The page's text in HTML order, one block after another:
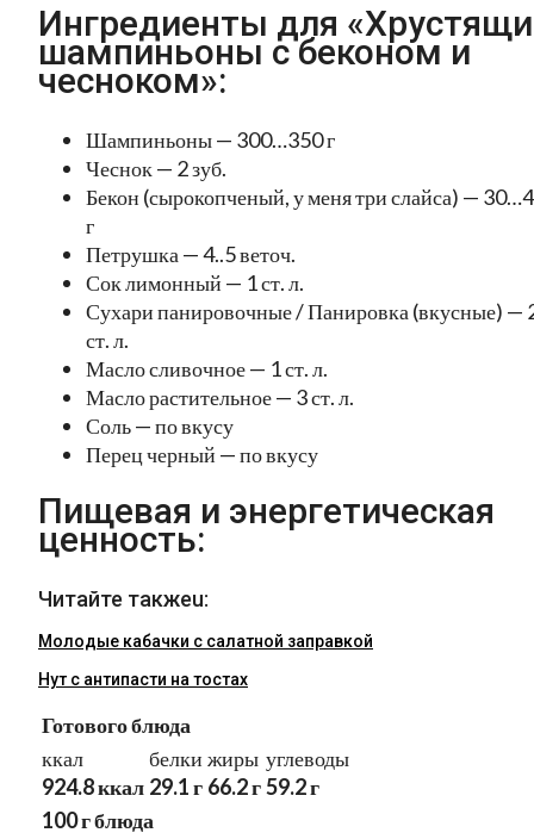
Ингредиенты для
шампиньоны с беконом и
чесноком»:
Шампиньоны — 300…350 г
Чеснок — 2 зуб.
Бекон (сырокопченый, у меня три слайса) —
г
Петрушка — 4..5 веточ.
Сок лимонный — 1 ст. л.
Сухари панировочные / Панировка (вкусные) —
ст. л.
Масло сливочное — 1 ст. л.
Масло растительное — 3 ст. л.
Соль — по вкусу
Перец черный — по вкусу
Пищевая и энергетическая
ценность:
Читайте такжеu:
Молодые кабачки с салатной заправкой
Нут с антипасти на тостах
Готового блюда
ккал
924.8 ккал
белки
29.1 г
жиры
66.2 г
углеводы
59.2 г
100 г блюда